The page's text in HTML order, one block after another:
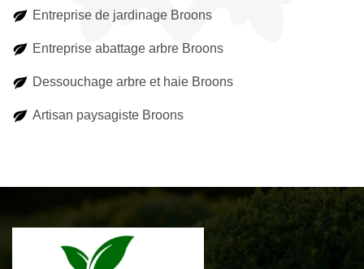
Entreprise de jardinage Broons
Entreprise abattage arbre Broons
Dessouchage arbre et haie Broons
Artisan paysagiste Broons